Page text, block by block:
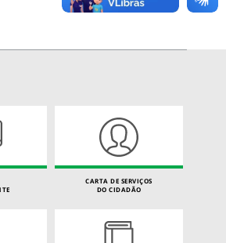
CARTA DE SERVIÇOS
DO CIDADÃO